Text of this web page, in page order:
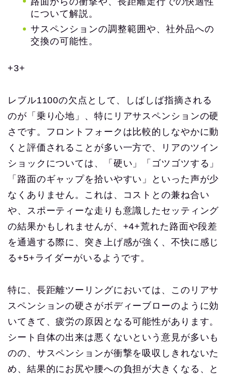
について解説。
サスペンションの調整範囲や、社外品への
交換の可能性。
+3+
レブル1100の欠点として、しばしば指摘される
のが「乗り心地」、特にリアサスペンションの硬
さです。フロントフォークは比較的しなやかに動
くと評価されることが多い一方で、リアのツイン
ショックについては、「硬い」「ゴツゴツする」
「路面のギャップを拾いやすい」といった声が少
なくありません。これは、コストとの兼ね合い
や、スポーティーな走りも意識したセッティング
の結果かもしれませんが、+4+荒れた路面や段差
を通過する際に、突き上げ感が強く、不快に感じ
る+5+ライダーがいるようです。
特に、長距離ツーリングにおいては、このリアサ
スペンションの硬さがボディーブローのように効
いてきて、疲労の原因となる可能性があります。
シート自体の出来は悪くないという意見が多いも
のの、サスペンションが衝撃を吸収しきれないた
め、結果的にお尻や腰への負担が大きくなる、と